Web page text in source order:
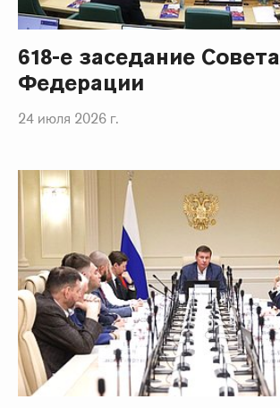
618-е заседание Совета
Федерации
24 июля 2026 г.